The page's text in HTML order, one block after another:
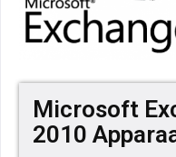
Microsoft
2010